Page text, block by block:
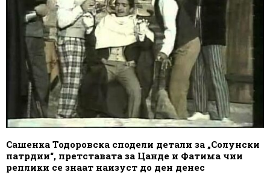
Сашенка Тодоровска сподели детали за „Солунски
патрдии“, претставата за Цанде и Фатима чии
реплики се знаат наизуст до ден денес